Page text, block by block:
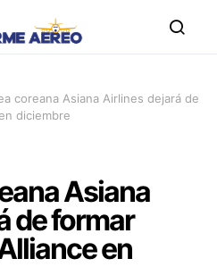
coreana Asiana Airlines dejará de
diciembre
Asiana
de formar
en